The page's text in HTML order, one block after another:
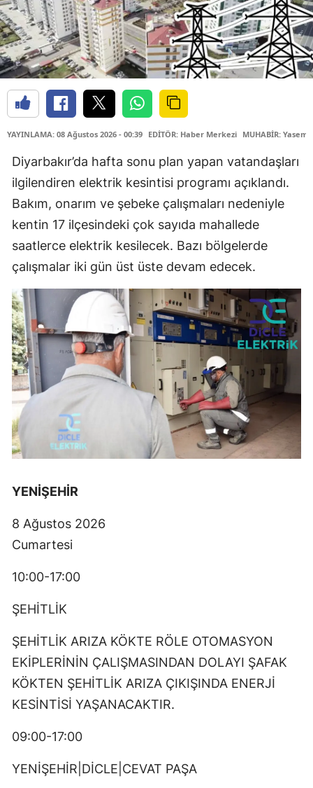
YAYINLAMA: 08 Ağustos 2026 - 00:39 EDİTÖR: Haber Merkezi MUHABİR:
Diyarbakır’da hafta sonu plan yapan vatandaşları
ilgilendiren elektrik kesintisi programı açıklandı.
Bakım, onarım ve şebeke çalışmaları nedeniyle
kentin 17 ilçesindeki çok sayıda mahallede
saatlerce elektrik kesilecek. Bazı bölgelerde
çalışmalar iki gün üst üste devam edecek.
YENİŞEHİR
8 Ağustos 2026
Cumartesi
10:00-17:00
ŞEHİTLİK
ŞEHİTLİK ARIZA KÖKTE RÖLE OTOMASYON
EKİPLERİNİN ÇALIŞMASINDAN DOLAYI ŞAFAK
KÖKTEN ŞEHİTLİK ARIZA ÇIKIŞINDA ENERJİ
KESİNTİSİ YAŞANACAKTIR.
09:00-17:00
YENİŞEHİR|DİCLE|CEVAT PAŞA